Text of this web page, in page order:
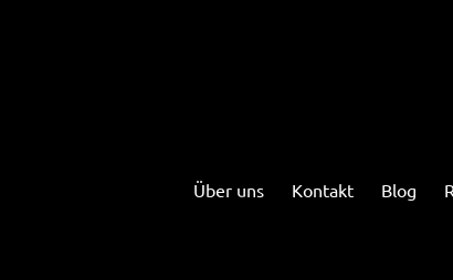
Über uns Kontakt Blog